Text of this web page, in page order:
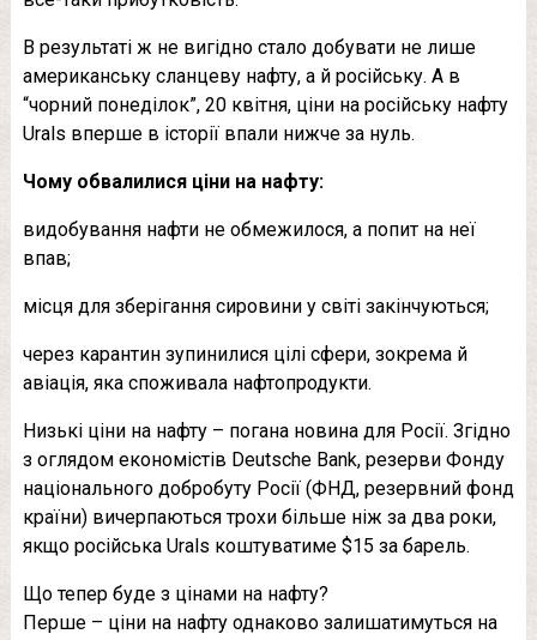
В результаті ж не вигідно стало добувати не лише
американську сланцеву нафту, а й російську. А в
“чорний понеділок”, 20 квітня, ціни на російську нафту
Urals вперше в історії впали нижче за нуль.
Чому обвалилися ціни на нафту:
видобування нафти не обмежилося, а попит на неї
впав;
місця для зберігання сировини у світі закінчуються;
через карантин зупинилися цілі сфери, зокрема й
авіація, яка споживала нафтопродукти.
Низькі ціни на нафту – погана новина для Росії. Згідно
з оглядом економістів Deutsche Bank, резерви Фонду
національного добробуту Росії (ФНД, резервний фонд
країни) вичерпаються трохи більше ніж за два роки,
якщо російська Urals коштуватиме $15 за барель.
Що тепер буде з цінами на нафту?
Перше – ціни на нафту однаково залишатимуться на